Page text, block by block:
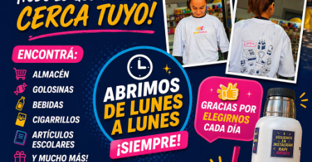
Inseuridad: Se robaron
varias herramientas de
un galpón